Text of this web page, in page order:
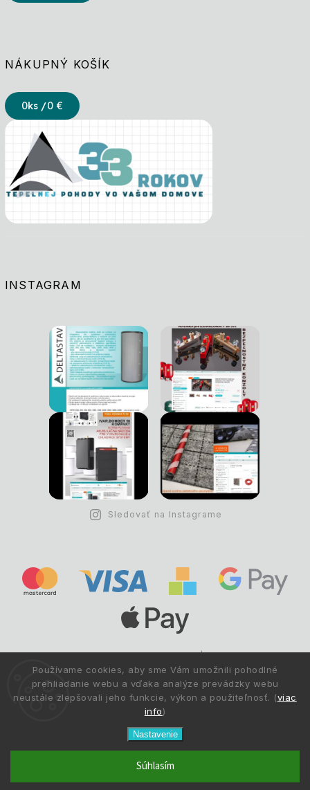
Používame cookies, aby sme Vám umožnili pohodlné
prehliadanie webu a vďaka analýze prevádzky webu
neustále zlepšovali jeho funkcie, výkon a použiteľnosť. (viac
info)
Nastavenie
Súhlasím
NÁKUPNÝ KOŠÍK
0ks /0 €
INSTAGRAM
Sledovať na Instagrame
Copyright © 1993 -2026 Deltastav.sk|
.
Všetky práva vyhradené.